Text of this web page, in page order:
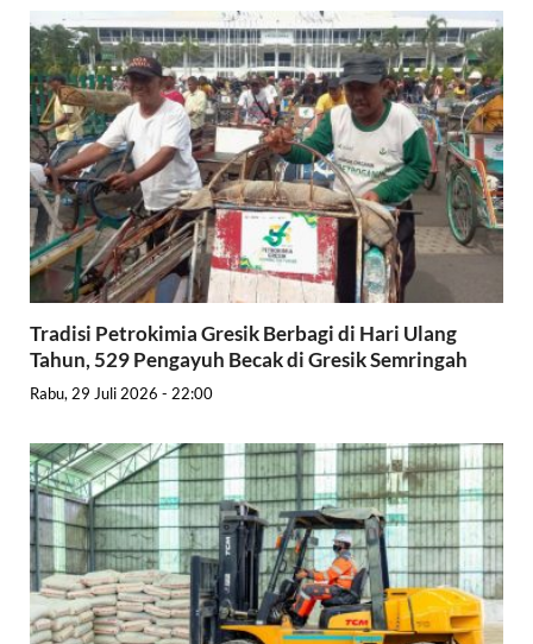
Tradisi Petrokimia Gresik Berbagi di Hari Ulang
Tahun, 529 Pengayuh Becak di Gresik Semringah
Rabu, 29 Juli 2026 - 22:00